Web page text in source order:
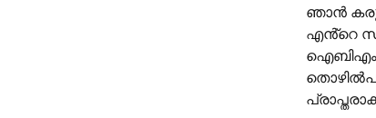
ഞാൻ
എൻ്റെ
ഐബിഎം